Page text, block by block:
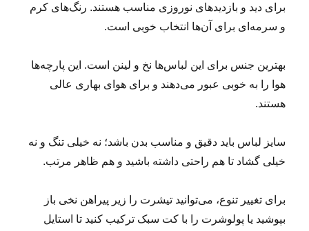
برای دید و بازدیدهای نوروزی مناسب‌ هستند. رنگ‌های کرم
و سرمه‌ای برای آن‌ها انتخاب خوبی است.
بهترین جنس برای این لباس‌ها نخ و لینن است. این پارچه‌ها
هوا را به خوبی عبور می‌دهند و برای هوای بهاری عالی
هستند.
سایز لباس باید دقیق و مناسب بدن باشد؛ نه خیلی تنگ و نه
خیلی گشاد تا هم راحتی داشته باشید و هم ظاهر مرتب.
برای تغییر تنوع، می‌توانید تیشرت را زیر پیراهن نخی باز
بپوشید یا پولوشرت را با کت سبک ترکیب کنید تا استایل